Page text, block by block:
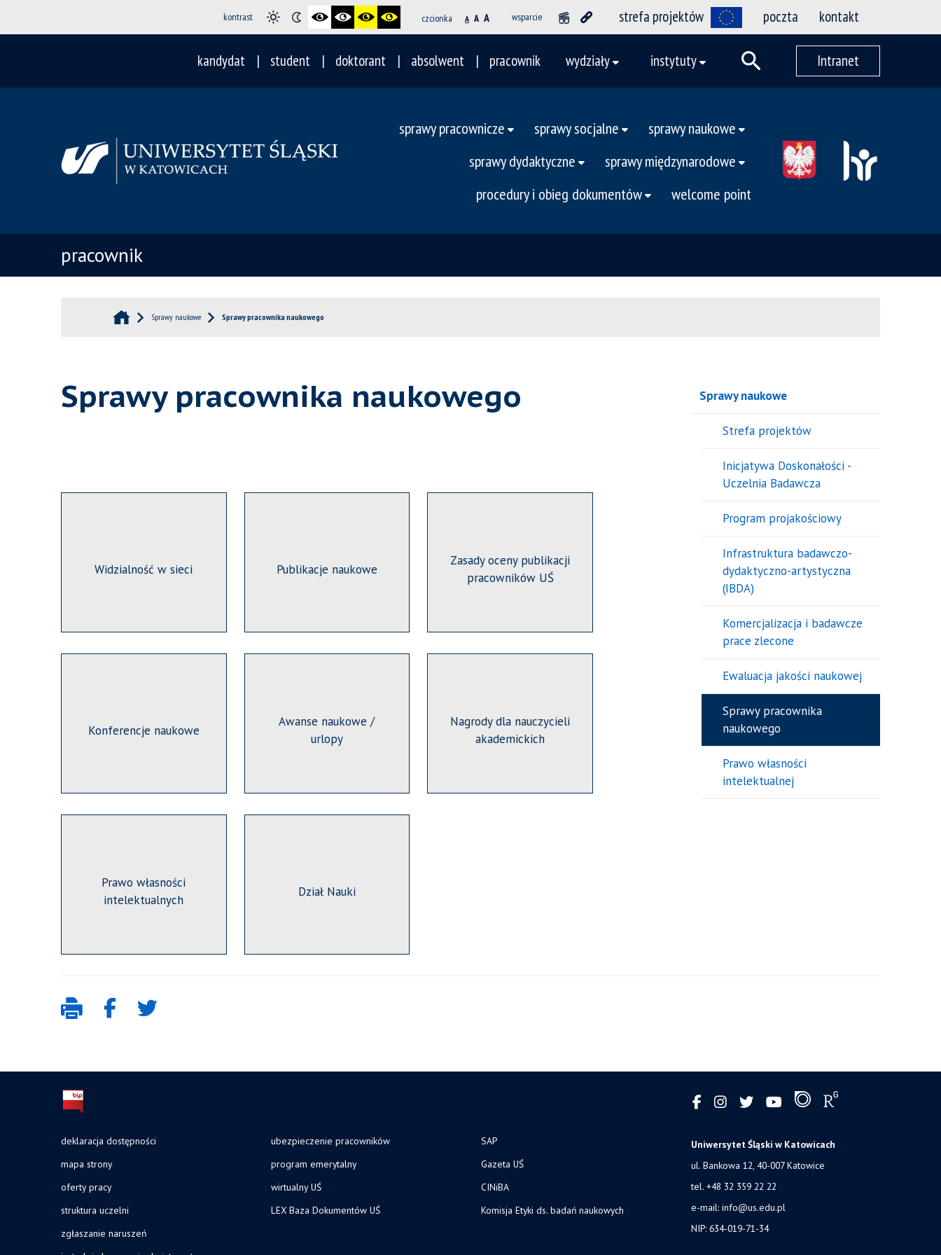
kontrast czcionka A A A wsparcie strefa projektów poczta kontakt
kandydat student doktorant absolwent pracownik wydziały instytuty Intranet
sprawy pracownicze sprawy socjalne
sprawy naukowe
sprawy dydaktyczne
sprawy międzynarodowe
procedury i obieg dokumentów
welcome point
pracownik
Sprawy naukowe Sprawy pracownika naukowego
Sprawy pracownika naukowego
Widzialność w sieci Publikacje naukowe
Zasady oceny publikacji
pracowników UŚ
Konferencje naukowe
Awanse naukowe /
urlopy
Nagrody dla nauczycieli
akademickich
Prawo własności
intelektualnych
Dział Nauki
Sprawy naukowe
Strefa projektów
Inicjatywa Doskonałości -
Uczelnia Badawcza
Program projakościowy
Infrastruktura badawczo-
dydaktyczno-artystyczna
(IBDA)
Komercjalizacja i badawcze
prace zlecone
Ewaluacja jakości naukowej
Sprawy pracownika
naukowego
Prawo własności
intelektualnej
deklaracja dostępności
mapa strony
oferty pracy
struktura uczelni
zgłaszanie naruszeń
ubezpieczenie pracowników
program emerytalny
wirtualny UŚ
LEX Baza Dokumentów UŚ
SAP
Gazeta UŚ
CINiBA
Komisja Etyki ds. badań naukowych
Uniwersytet Śląski w Katowicach
ul. Bankowa 12, 40-007 Katowice
tel. +48 32 359 22 22
e-mail: info@us.edu.pl
NIP: 634-019-71-34